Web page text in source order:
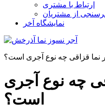
ارتباط با مشتری
از مشتریان
نمایشگاه‌ آخر
نما قزاقی چه نوع آجری است؟
چه نوع آجری
است؟